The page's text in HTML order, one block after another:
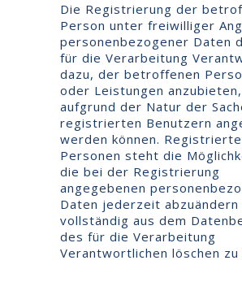
Die Registrierung der
Person unter freiwilliger
personenbezogener Daten
für die Verarbeitung
dazu, der betroffenen
oder Leistungen
aufgrund der Natur der
registrierten Benutzern
werden können.
Personen steht die
die bei der Registrierung
angegebenen
Daten jederzeit
vollständig aus dem
des für die Verarbeitung
Verantwortlichen löschen zu